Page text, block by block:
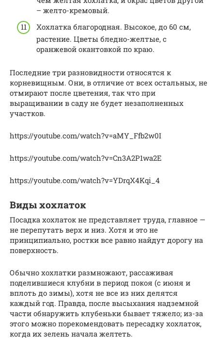
– желто-кремовый.
Хохлатка благородная. Высокое, до 60 см,
растение. Цветы бледно-желтые, с
оранжевой окантовкой по краю.
Последние три разновидности относятся к
корневищным. Они, в отличие от всех остальных, не
отмирают после цветения, так что при
выращивании в саду не будет незаполненных
участков.
https://youtube.com/watch?v=aMY_Ffb2w0I
https://youtube.com/watch?v=Cn3A2P1wa2E
https://youtube.com/watch?v=YDrqX4Kqi_4
Виды хохлаток
Посадка хохлаток не представляет труда, главное —
не перепутать верх и низ. Хотя и это не
принципиально, ростки все равно найдут дорогу на
поверхность.
Обычно хохлатки размножают, рассаживая
поделившиеся клубни в период покоя (с июня и
вплоть до зимы), хотя не все из них делятся
каждый год. Правда, после высыхания надземной
части обнаружить клубеньки бывает тяжело; из-за
этого можно порекомендовать пересадку хохлаток,
когда их зелень начала желтеть.